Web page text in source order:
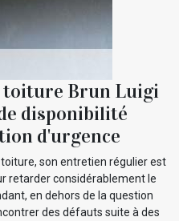
toiture Brun Luigi
disponibilité
d'urgence
son entretien régulier est
retarder considérablement le
en dehors de la question
des défauts suite à des